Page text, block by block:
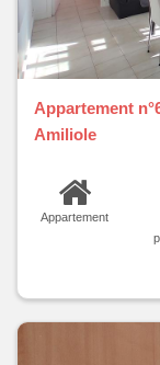
Appartement
Amiliole
Appartement